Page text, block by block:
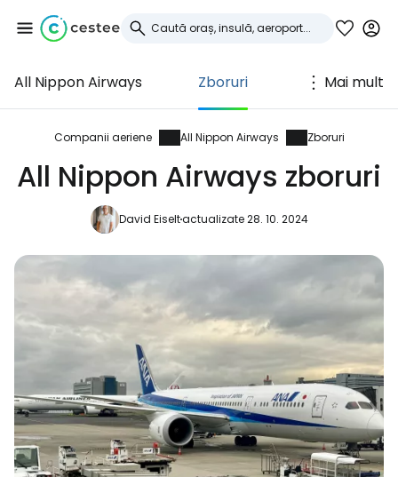
All Nippon Airways Zboruri Mai mult
Companii aeriene All Nippon Airways Zboruri
All Nippon Airways zboruri
David Eiseltactualizate 28. 10. 2024
Conectați-vă la
Cestee
... comunitatea mondială a călătorilor
Continuați cu Facebook
Continuați cu e-mailul